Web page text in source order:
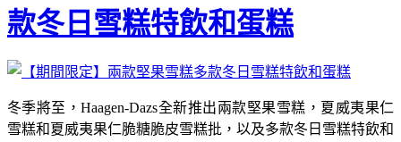
款冬日雪糕特飲和蛋糕
冬季將至，Haagen-Dazs全新推出兩款堅果雪糕，夏威夷果仁
雪糕和夏威夷果仁脆糖脆皮雪糕批，以及多款冬日雪糕特飲和